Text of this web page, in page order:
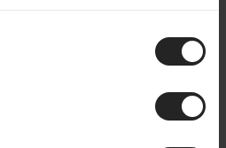
BikeSuperior gaan we